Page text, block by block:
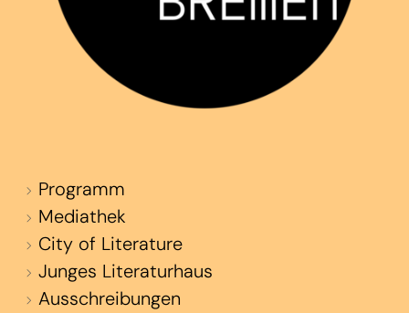
Programm
Mediathek
City of Literature
Junges Literaturhaus
Ausschreibungen